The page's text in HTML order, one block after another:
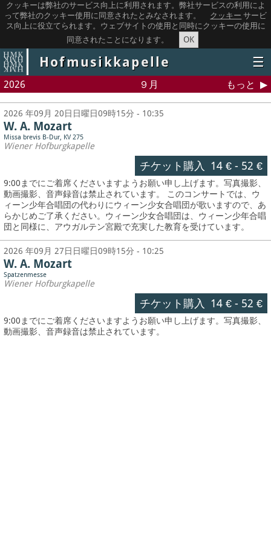
クッキーは弊社のサービス向上に利用されます。弊社サービスの利用によ
って弊社のクッキー使用に同意されたとみなされます。
クッキー サービ
ス向上に役立てられます。ウェブサイトの使用と同時にクッキーの使用に
同意されたことになります。
OK
Hofmusikkapelle ☰
2026 ９月 もっと
2026 年09月 20日日曜日09時15分 - 10:35
W. A. Mozart
Missa brevis B-Dur, KV 275
Wiener Hofburgkapelle
チケット購入 14 €- 52 €
9:00までにご着席くださいますようお願い申し上げます。写真撮影、
動画撮影、音声録音は禁止されています。 このコンサートでは、ウ
ィーン少年合唱団の代わりにウィーン少女合唱団が歌いますので、あ
らかじめご了承ください。ウィーン少女合唱団は、ウィーン少年合唱
団と同様に、アウガルテン宮殿で充実した教育を受けています。
2026 年09月 27日日曜日09時15分 - 10:25
W. A. Mozart
Spatzenmesse
Wiener Hofburgkapelle
チケット購入 14 €- 52 €
9:00までにご着席くださいますようお願い申し上げます。写真撮影、
動画撮影、音声録音は禁止されています。